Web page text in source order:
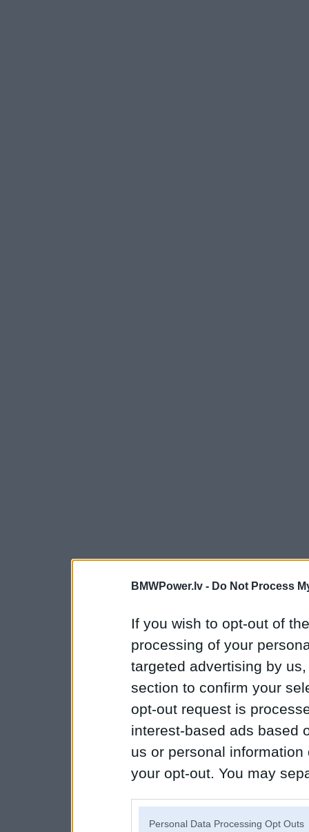
BMWPower.lv - Do Not Process
If you wish to opt-out of
processing of your
targeted advertising by
section to confirm your
opt-out request is
interest-based ads based
us or personal
your opt-out. You may
Personal Data Processing Opt Outs